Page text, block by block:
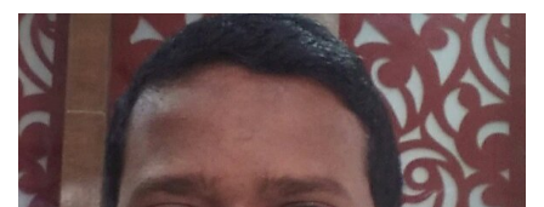
करियर
स्त्री
राज्य
कृषि